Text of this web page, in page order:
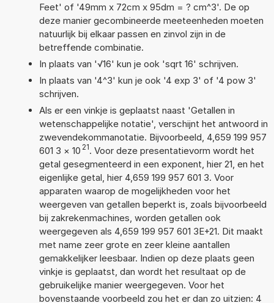
Feet' of '49mm x 72cm x 95dm = ? cm^3'. De op
deze manier gecombineerde meeteenheden moeten
natuurlijk bij elkaar passen en zinvol zijn in de
betreffende combinatie.
In plaats van '√16' kun je ook 'sqrt 16' schrijven.
In plaats van '4^3' kun je ook '4 exp 3' of '4 pow 3'
schrijven.
Als er een vinkje is geplaatst naast 'Getallen in
wetenschappelijke notatie', verschijnt het antwoord in
zwevendekommanotatie. Bijvoorbeeld, 4,659 199 957
601 3 × 10 21. Voor deze presentatievorm wordt het
getal gesegmenteerd in een exponent, hier 21, en het
eigenlijke getal, hier 4,659 199 957 601 3. Voor
apparaten waarop de mogelijkheden voor het
weergeven van getallen beperkt is, zoals bijvoorbeeld
bij zakrekenmachines, worden getallen ook
weergegeven als 4,659 199 957 601 3E+21. Dit maakt
met name zeer grote en zeer kleine aantallen
gemakkelijker leesbaar. Indien op deze plaats geen
vinkje is geplaatst, dan wordt het resultaat op de
gebruikelijke manier weergegeven. Voor het
bovenstaande voorbeeld zou het er dan zo uitzien: 4